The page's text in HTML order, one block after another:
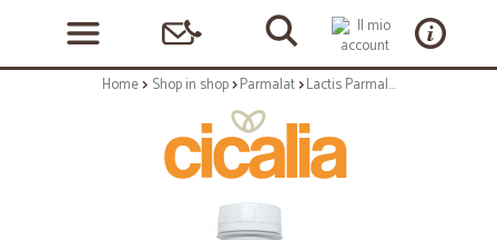
Home Shop in shop Parmalat Lactis Parmalat latte dura di più intero lt.1